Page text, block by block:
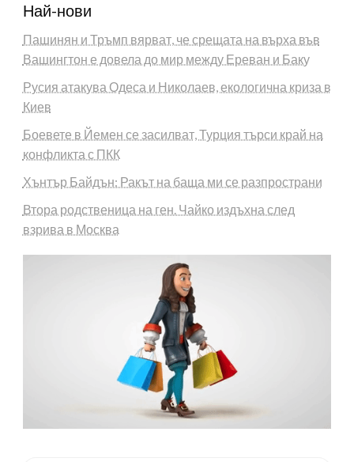
Най-нови
Пашинян и Тръмп вярват, че срещата на върха във
Вашингтон е довела до мир между Ереван и Баку
Русия атакува Одеса и Николаев, екологична криза в
Киев
Боевете в Йемен се засилват, Турция търси край на
конфликта с ПКК
Хънтър Байдън: Ракът на баща ми се разпространи
Втора родственица на ген. Чайко издъхна след
взрива в Москва